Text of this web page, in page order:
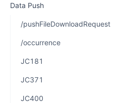
Data Push
/pushFileDownloadRequest
/occurrence
JC181
JC371
JC400